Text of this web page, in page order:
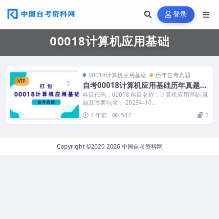
登录
00018计算机应用基础
VIP
00018计算机应用基础 历年自考真题
自考00018计算机应用基础历年真题及
答案
科目代码：00018 科目名称：计算机应用基础 真
题及答案包含： 2023年10...
3 年前
547 2
Copyright ©2020-2026中国自考资料网